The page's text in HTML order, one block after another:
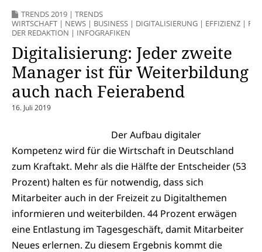
TRENDS 2019 | TRENDS
WIRTSCHAFT | NEWS | BUSINESS | DIGITALISIERUNG | EFFIZIENZ |
DER REDAKTION | INFOGRAFIKEN
Digitalisierung: Jeder zweite
Manager ist für Weiterbildung
auch nach Feierabend
16. Juli 2019
Der Aufbau digitaler
Kompetenz wird für die Wirtschaft in Deutschland
zum Kraftakt. Mehr als die Hälfte der Entscheider (53
Prozent) halten es für notwendig, dass sich
Mitarbeiter auch in der Freizeit zu Digitalthemen
informieren und weiterbilden. 44 Prozent erwägen
eine Entlastung im Tagesgeschäft, damit Mitarbeiter
Neues erlernen. Zu diesem Ergebnis kommt die